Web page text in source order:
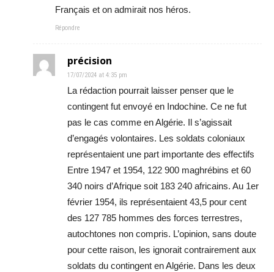
Français et on admirait nos héros.
Répondre
précision
17/07/2024 at 4:35 pm
La rédaction pourrait laisser penser que le
contingent fut envoyé en Indochine. Ce ne fut
pas le cas comme en Algérie. Il s’agissait
d’engagés volontaires. Les soldats coloniaux
représentaient une part importante des effectifs
Entre 1947 et 1954, 122 900 maghrébins et 60
340 noirs d’Afrique soit 183 240 africains. Au 1er
février 1954, ils représentaient 43,5 pour cent
des 127 785 hommes des forces terrestres,
autochtones non compris. L’opinion, sans doute
pour cette raison, les ignorait contrairement aux
soldats du contingent en Algérie. Dans les deux